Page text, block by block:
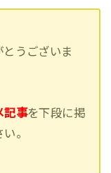
うございま
記事を下段に掲
。